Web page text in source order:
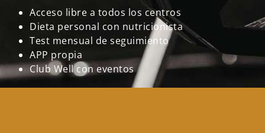
Acceso libre a todos los centros
Dieta personal con nutricionista
Test mensual de seguimiento
APP propia
Club Well con eventos